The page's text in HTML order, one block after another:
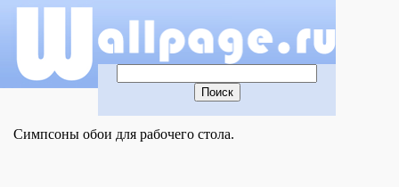
Симпсоны обои для рабочего стола.